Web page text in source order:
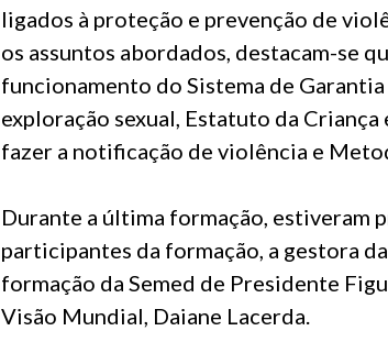
ligados à proteção e prevenção de
os assuntos abordados, destacam-se
funcionamento do Sistema de
exploração sexual, Estatuto da
fazer a notificação de violência e
Durante a última formação, estiveram
participantes da formação, a gestora
formação da Semed de Presidente
Visão Mundial, Daiane Lacerda.